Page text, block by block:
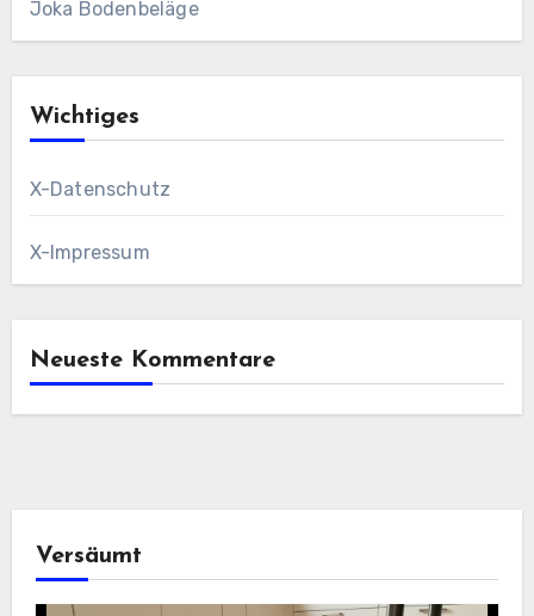
Joka Bodenbeläge
Wichtiges
X-Datenschutz
X-Impressum
Neueste Kommentare
Versäumt